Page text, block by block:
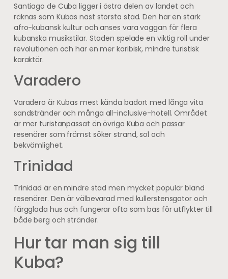
Santiago de Cuba ligger i östra delen av landet och
räknas som Kubas näst största stad. Den har en stark
afro-kubansk kultur och anses vara vaggan för flera
kubanska musikstilar. Staden spelade en viktig roll under
revolutionen och har en mer karibisk, mindre turistisk
karaktär.
Varadero
Varadero är Kubas mest kända badort med långa vita
sandstränder och många all-inclusive-hotell. Området
är mer turistanpassat än övriga Kuba och passar
resenärer som främst söker strand, sol och
bekvämlighet.
Trinidad
Trinidad är en mindre stad men mycket populär bland
resenärer. Den är välbevarad med kullerstensgator och
färgglada hus och fungerar ofta som bas för utflykter till
både berg och stränder.
Hur tar man sig till
Kuba?